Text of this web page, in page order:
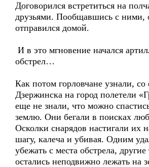
Договорился встретиться на
друзьями. Пообщавшись с ними,
отправился домой.
И в это мгновение начался
обстрел…
Как потом горловчане узнали, со
Дзержинска на город полетели
еще не знали, что можно
землю. Они бегали в поисках
Осколки снарядов настигали их
шагу, калеча и убивая. Одним
убежать с места обстрела, другие
остались неподвижно лежать на